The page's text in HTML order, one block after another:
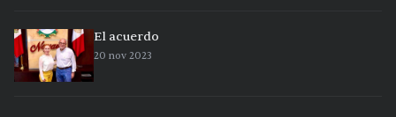
El acuerdo
20 nov 2023